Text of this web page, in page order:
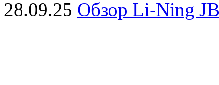
28.09.25 Обзор Li-Ning